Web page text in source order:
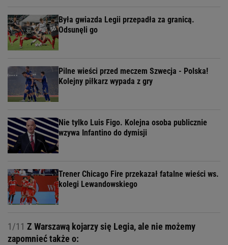
Była gwiazda Legii przepadła za granicą.
Odsunęli go
Pilne wieści przed meczem Szwecja - Polska!
Kolejny piłkarz wypada z gry
Nie tylko Luis Figo. Kolejna osoba publicznie
wzywa Infantino do dymisji
Trener Chicago Fire przekazał fatalne wieści ws.
kolegi Lewandowskiego
1/11 Z Warszawą kojarzy się Legia, ale nie możemy
zapomnieć także o: